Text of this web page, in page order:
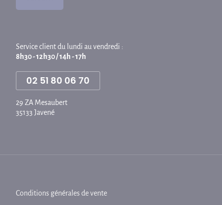
Service client du lundi au vendredi :
8h30 - 12h30 / 14h - 17h
02 51 80 06 70
29 ZA Mesaubert
35133 Javené
Conditions générales de vente